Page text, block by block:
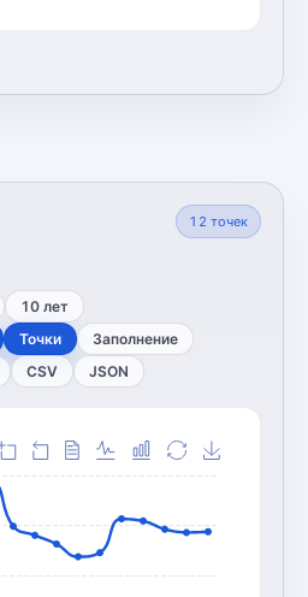
12 точек
10 лет
Точки Заполнение
CSV JSON